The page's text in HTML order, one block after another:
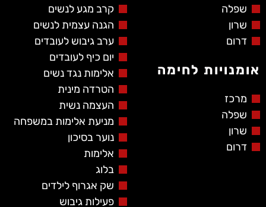
שפלה
שרון
דרום
אומנויות לחימה
מרכז
שפלה
שרון
דרום
קרב מגע לנשים
הגנה עצמית לנשים
ערב גיבוש לעובדים
יום כיף לעובדים
אלימות נגד נשים
הטרדה מינית
העצמה נשית
מניעת אלימות במשפחה
נוער בסיכון
אלימות
בלוג
שק אגרוף לילדים
פעילות גיבוש